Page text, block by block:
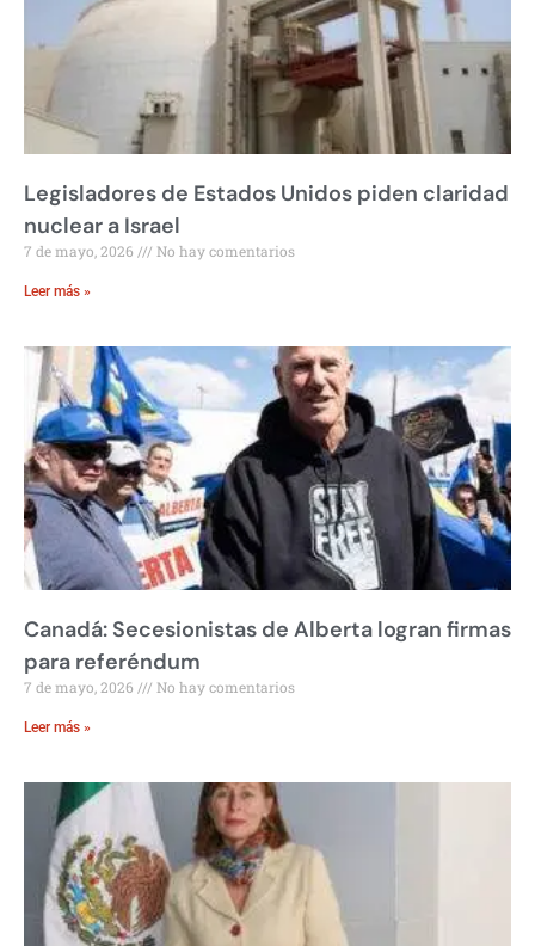
Legisladores de Estados Unidos piden claridad
nuclear a Israel
7 de mayo, 2026 No hay comentarios
Leer más »
Canadá: Secesionistas de Alberta logran firmas
para referéndum
7 de mayo, 2026 No hay comentarios
Leer más »